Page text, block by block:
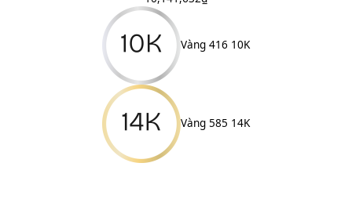
Vàng 416 10K
Vàng 585 14K